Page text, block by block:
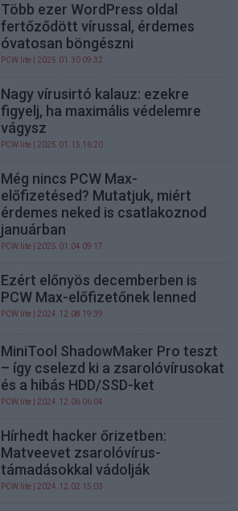
Több ezer WordPress oldal
fertőződött vírussal, érdemes
óvatosan böngészni
PCW.lite | 2025.01.30 09:32
Nagy vírusirtó kalauz: ezekre
figyelj, ha maximális védelemre
vágysz
PCW.lite | 2025.01.15 16:20
Még nincs PCW Max-
előfizetésed? Mutatjuk, miért
érdemes neked is csatlakoznod
januárban
PCW.lite | 2025.01.04 09:17
Ezért előnyös decemberben is
PCW Max-előfizetőnek lenned
PCW.lite | 2024.12.08 19:39
MiniTool ShadowMaker Pro teszt
– így cselezd ki a zsarolóvírusokat
és a hibás HDD/SSD-ket
PCW.lite | 2024.12.06 06:04
Hírhedt hacker őrizetben:
Matveevet zsarolóvírus-
támadásokkal vádolják
PCW.lite | 2024.12.02 15:03